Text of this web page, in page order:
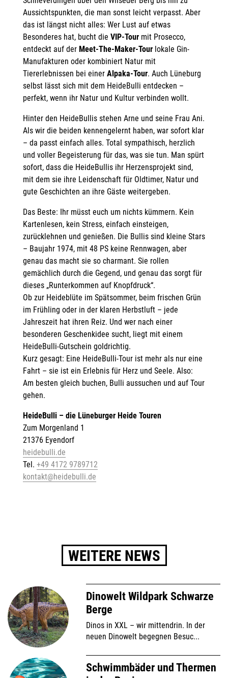
Aussichtspunkten, die man sonst leicht verpasst. Aber
das ist längst nicht alles: Wer Lust auf etwas
Besonderes hat, bucht die VIP-Tour mit Prosecco,
entdeckt auf der Meet-The-Maker-Tour lokale Gin-
Manufakturen oder kombiniert Natur mit
Tiererlebnissen bei einer Alpaka-Tour. Auch Lüneburg
selbst lässt sich mit dem HeideBulli entdecken –
perfekt, wenn ihr Natur und Kultur verbinden wollt.
Hinter den HeideBullis stehen Arne und seine Frau Ani.
Als wir die beiden kennengelernt haben, war sofort klar
– da passt einfach alles. Total sympathisch, herzlich
und voller Begeisterung für das, was sie tun. Man spürt
sofort, dass die HeideBullis ihr Herzensprojekt sind,
mit dem sie ihre Leidenschaft für Oldtimer, Natur und
gute Geschichten an ihre Gäste weitergeben.
Das Beste: Ihr müsst euch um nichts kümmern. Kein
Kartenlesen, kein Stress, einfach einsteigen,
zurücklehnen und genießen. Die Bullis sind kleine Stars
– Baujahr 1974, mit 48 PS keine Rennwagen, aber
genau das macht sie so charmant. Sie rollen
gemächlich durch die Gegend, und genau das sorgt für
dieses „Runterkommen auf Knopfdruck“.
Ob zur Heideblüte im Spätsommer, beim frischen Grün
im Frühling oder in der klaren Herbstluft – jede
Jahreszeit hat ihren Reiz. Und wer nach einer
besonderen Geschenkidee sucht, liegt mit einem
HeideBulli-Gutschein goldrichtig.
Kurz gesagt: Eine HeideBulli-Tour ist mehr als nur eine
Fahrt – sie ist ein Erlebnis für Herz und Seele. Also:
Am besten gleich buchen, Bulli aussuchen und auf Tour
gehen.
HeideBulli – die Lüneburger Heide Touren
Zum Morgenland 1
21376 Eyendorf
heidebulli.de
Tel. +49 4172 9789712
kontakt@heidebulli.de
WEITERE NEWS
Dinowelt Wildpark Schwarze
Berge
Dinos in XXL – wir mittendrin. In der
neuen Dinowelt begegnen Besuc...
Schwimmbäder und Thermen